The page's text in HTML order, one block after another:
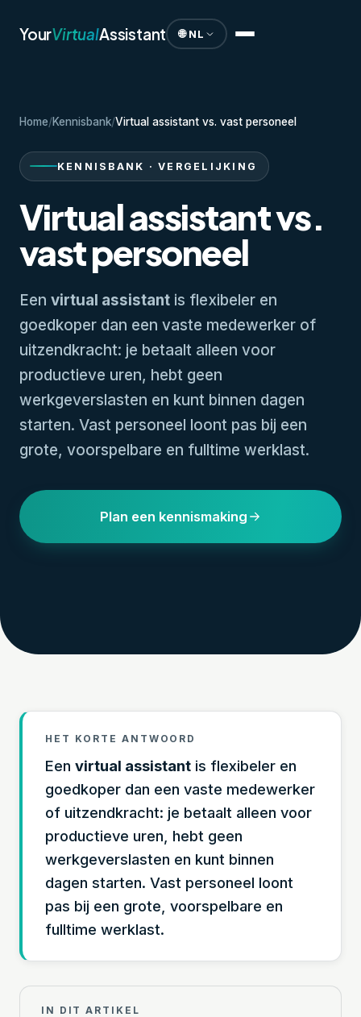
YourVirtualAssistant 🌐 NL
Home/Kennisbank/Virtual assistant vs. vast personeel
KENNISBANK · VERGELIJKING
Virtual assistant vs.
vast personeel
Een virtual assistant is flexibeler en
goedkoper dan een vaste medewerker of
uitzendkracht: je betaalt alleen voor
productieve uren, hebt geen
werkgeverslasten en kunt binnen dagen
starten. Vast personeel loont pas bij een
grote, voorspelbare en fulltime werklast.
Plan een kennismaking
HET KORTE ANTWOORD
Een virtual assistant is flexibeler en
goedkoper dan een vaste medewerker
of uitzendkracht: je betaalt alleen voor
productieve uren, hebt geen
werkgeverslasten en kunt binnen
dagen starten. Vast personeel loont
pas bij een grote, voorspelbare en
fulltime werklast.
IN DIT ARTIKEL